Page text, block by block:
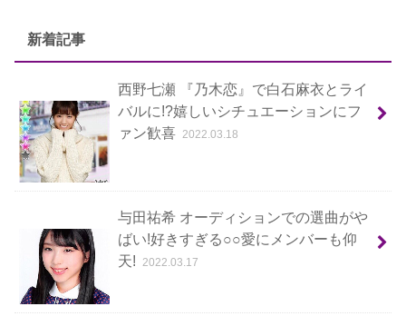
新着記事
西野七瀬 『乃木恋』で白石麻衣とライ
バルに!?嬉しいシチュエーションにフ
ァン歓喜
2022.03.18
与田祐希 オーディションでの選曲がや
ばい!好きすぎる○○愛にメンバーも仰
天!
2022.03.17